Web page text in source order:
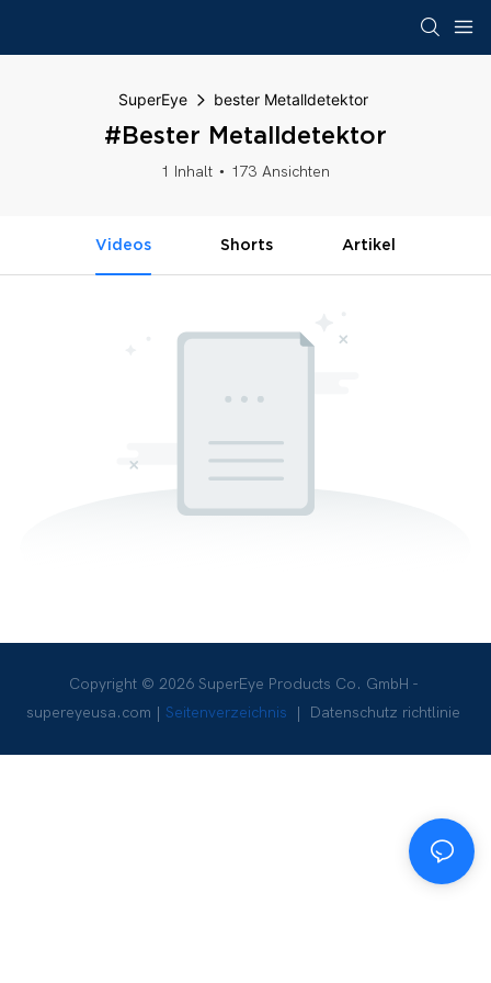
SuperEye bester Metalldetektor
#bester Metalldetektor
1 Inhalt 173 Ansichten
Videos Shorts Artikel
Copyright © 2026 SuperEye Products Co. GmbH -
supereyeusa.com | Seitenverzeichnis | Datenschutz richtlinie